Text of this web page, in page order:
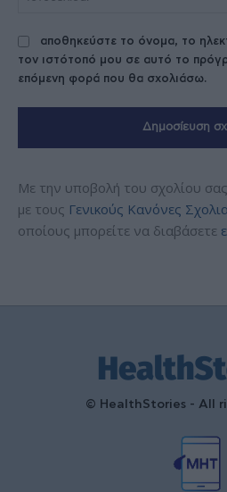
αποθηκεύστε το όνομα, το
τον ιστότοπό μου σε αυτό το
επόμενη φορά που θα σχολιάσω.
Με την υποβολή του σχολίου
με τους Γενικούς Κανόνες
οποίους μπορείτε να διαβάσετε
© HealthStories - All